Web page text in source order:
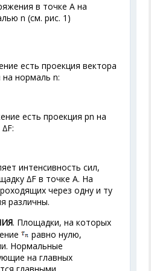
в точке А на
n (см. рис. 1)
есть проекция вектора
нормаль n:
есть проекция рn на
интенсивность сил,
∆F в точке А. На
через одну и ту
различны.
. Площадки, на которых
равно нулю,
Нормальные
на главных